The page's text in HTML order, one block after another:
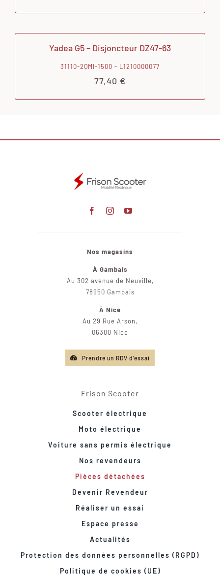
Yadea G5 – Disjoncteur DZ47-63
31110-2QMI-1500 - L1210000077
77,40 €
Nos magasins
À Gambais
Au 302 avenue de Neuville,
78950 Gambais
À Nice
Au 29 Rue Arson,
06300 Nice
Prendre un RDV d'essai
Frison Scooter
Scooter électrique
Moto électrique
Voiture sans permis électrique
Nos revendeurs
Pièces détachées
Devenir Revendeur
Réaliser un essai
Espace presse
Actualités
Protection des données personnelles (RGPD)
Politique de cookies (UE)